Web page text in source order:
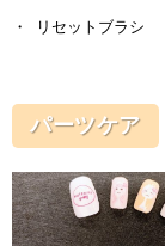
リセットブラシ
パーツケア